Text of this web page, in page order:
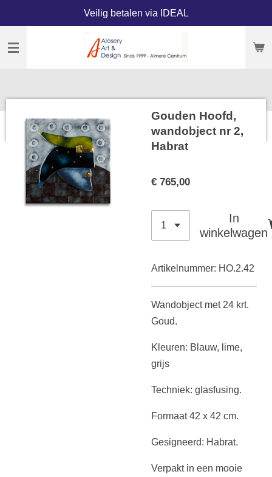
naar
Veilig betalen via IDEAL
Gouden Hoofd,
wandobject nr 2,
Habrat
€ 765,00
In
winkelwagen
Artikelnummer: HO.2.42
Wandobject met 24 krt.
Goud.
Kleuren: Blauw, lime,
grijs
Techniek: glasfusing.
Formaat 42 x 42 cm.
Gesigneerd: Habrat.
Verpakt in een mooie